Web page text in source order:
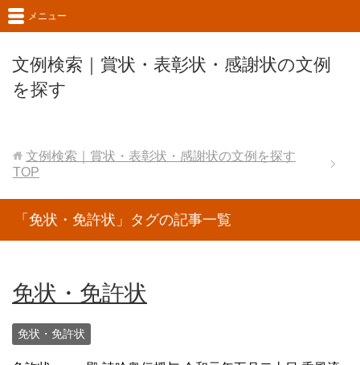
文例検索｜賞状・表彰状・感謝状の文例
を探す
メニュー
文例検索｜賞状・表彰状・感謝状の文例を探す
TOP
「免状・免許状」タグの記事一覧
免状・免許状
免状・免許状